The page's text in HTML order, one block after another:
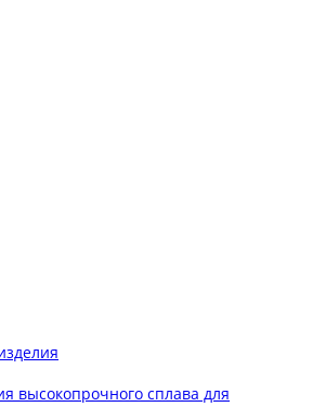
высокопрочного сплава для